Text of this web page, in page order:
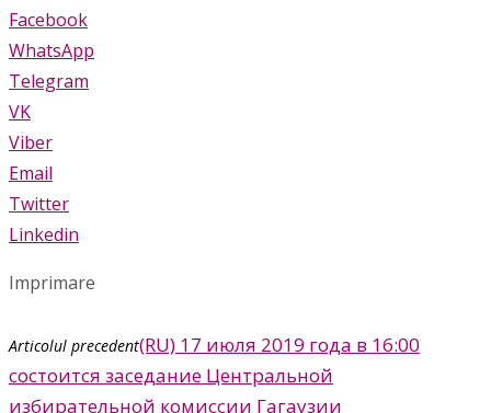
Facebook
WhatsApp
Telegram
VK
Viber
Email
Twitter
Linkedin
Imprimare
Articolul precedent(RU) 17 июля 2019 года в 16:00
состоится заседание Центральной
избирательной комиссии Гагаузии